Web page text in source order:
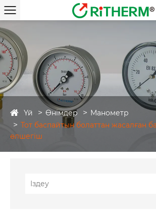
Үй Өнімдер
Манометр
Тот баспайтын болаттан жасалған
өлшегіш